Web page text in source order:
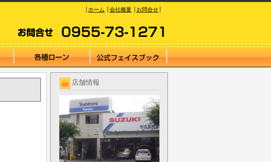
ホーム 会社概要 お問合せ
店舗情報